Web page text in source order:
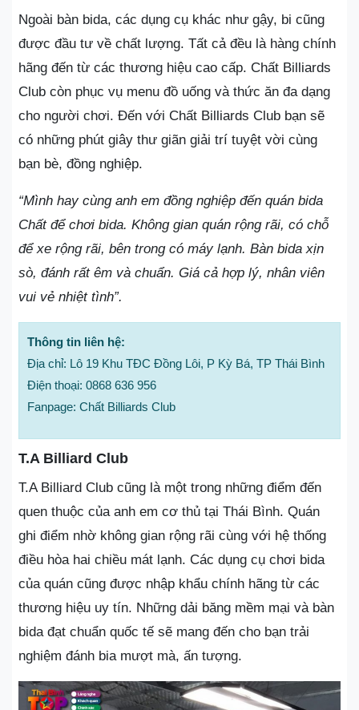
Ngoài bàn bida, các dụng cụ khác như gậy, bi cũng
được đầu tư về chất lượng. Tất cả đều là hàng chính
hãng đến từ các thương hiệu cao cấp. Chất Billiards
Club còn phục vụ menu đồ uống và thức ăn đa dạng
cho người chơi. Đến với Chất Billiards Club bạn sẽ
có những phút giây thư giãn giải trí tuyệt vời cùng
bạn bè, đồng nghiệp.
“Mình hay cùng anh em đồng nghiệp đến quán bida
Chất để chơi bida. Không gian quán rộng rãi, có chỗ
để xe rộng rãi, bên trong có máy lạnh. Bàn bida xịn
sò, đánh rất êm và chuẩn. Giá cả hợp lý, nhân viên
vui vẻ nhiệt tình”.
Thông tin liên hệ:
Địa chỉ: Lô 19 Khu TĐC Đồng Lôi, P Kỳ Bá, TP Thái Bình
Điện thoại: 0868 636 956
Fanpage: Chất Billiards Club
T.A Billiard Club
T.A Billiard Club cũng là một trong những điểm đến
quen thuộc của anh em cơ thủ tại Thái Bình. Quán
ghi điểm nhờ không gian rộng rãi cùng với hệ thống
điều hòa hai chiều mát lạnh. Các dụng cụ chơi bida
của quán cũng được nhập khẩu chính hãng từ các
thương hiệu uy tín. Những dải băng mềm mại và bàn
bida đạt chuẩn quốc tế sẽ mang đến cho bạn trải
nghiệm đánh bia mượt mà, ấn tượng.